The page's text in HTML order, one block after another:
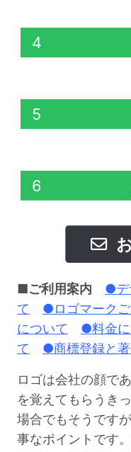
4
5
6
■ご利用案内
●デ
て
●ロゴマーク
について
●料金
て
●商標登録と
ロゴは会社の顔で
を覚えてもらうき
場合でもそうです
事なポイントです